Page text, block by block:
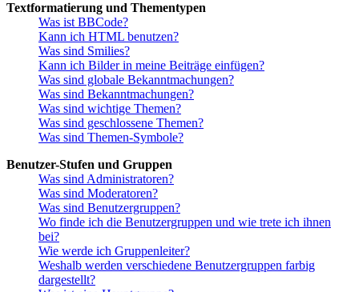
Textformatierung und Thementypen
Was ist BBCode?
Kann ich HTML benutzen?
Was sind Smilies?
Kann ich Bilder in meine Beiträge einfügen?
Was sind globale Bekanntmachungen?
Was sind Bekanntmachungen?
Was sind wichtige Themen?
Was sind geschlossene Themen?
Was sind Themen-Symbole?
Benutzer-Stufen und Gruppen
Was sind Administratoren?
Was sind Moderatoren?
Was sind Benutzergruppen?
Wo finde ich die Benutzergruppen und wie trete ich ihnen
bei?
Wie werde ich Gruppenleiter?
Weshalb werden verschiedene Benutzergruppen farbig
dargestellt?